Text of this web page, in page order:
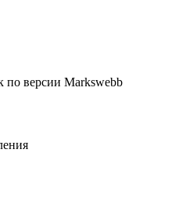
версии Markswebb